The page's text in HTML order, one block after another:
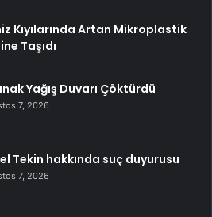
Kıyılarında Artan Mikroplastik
Taşıdı
Yağış Duvarı Çöktürdü
7, 2026
Tekin hakkında suç duyurusu
7, 2026